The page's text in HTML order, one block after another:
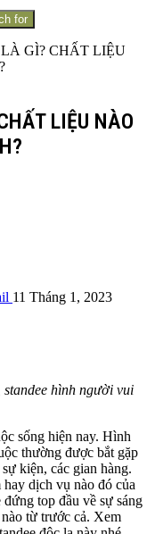
for
GÌ? CHẤT LIỆU
LIỆU NÀO
11 Tháng 1, 2023
standee hình người vui
sống hiện nay. Hình
thường được bắt gặp
kiện, các gian hàng.
dịch vụ nào đó của
top đầu về sự sáng
từ trước cả. Xem